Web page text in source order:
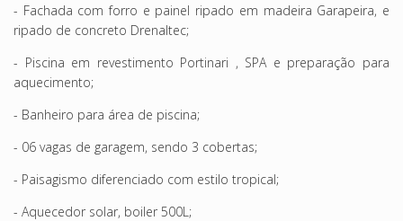
- Fachada com forro e painel ripado em madeira Garapeira, e
ripado de concreto Drenaltec;
- Piscina em revestimento Portinari , SPA e preparação para
aquecimento;
- Banheiro para área de piscina;
- 06 vagas de garagem, sendo 3 cobertas;
- Paisagismo diferenciado com estilo tropical;
- Aquecedor solar, boiler 500L;